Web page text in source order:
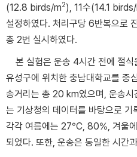
(12.8 birds/m2), 11수(14.1
설정하였다. 처리구당 6반복으로
총 2번 실시하였다.
본 실험은 운송 4시간 전에 절
유성구에 위치한 충남대학교를 중
송거리는 총 20 km였으며, 운송
는 기상청의 데이터를 바탕으로
각각 여름에는 27°C, 80%, 겨울
되었다. 또한, 운송은 동일한 시간